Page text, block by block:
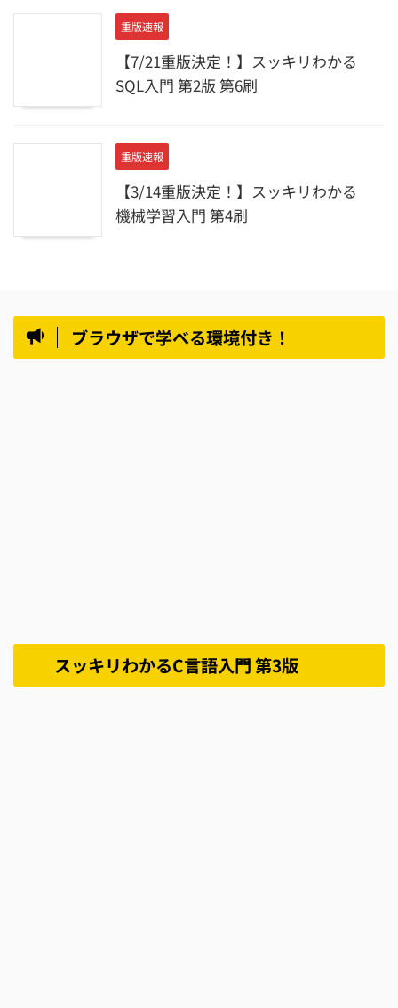
重版速報
【7/21重版決定！】スッキリわかる
SQL入門 第2版 第6刷
重版速報
【3/14重版決定！】スッキリわかる
機械学習入門 第4刷
ブラウザで学べる環境付き！
スッキリわかるC言語入門 第3版